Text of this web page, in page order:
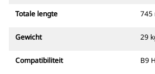
Totale lengte 745
Gewicht 29
Compatibiliteit B9